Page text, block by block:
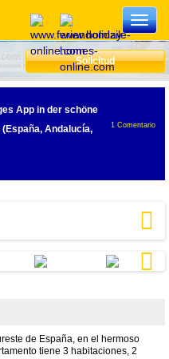
1 Comentario
App in der schöne
(España, Andalucía,
Solicitud
de España, en el hermoso
tiene 3 habitaciones, 2